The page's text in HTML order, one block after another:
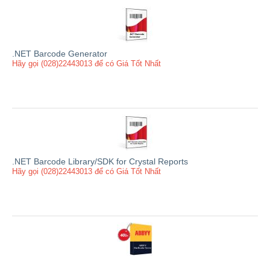
.NET Barcode Generator
Hãy gọi (028)22443013 để có Giá Tốt Nhất
.NET Barcode Library/SDK for Crystal Reports
Hãy gọi (028)22443013 để có Giá Tốt Nhất